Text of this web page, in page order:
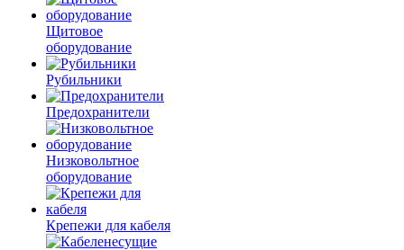
Щитовое
оборудование
Рубильники
Предохранители
Низковольтное
оборудование
Крепежи для кабеля